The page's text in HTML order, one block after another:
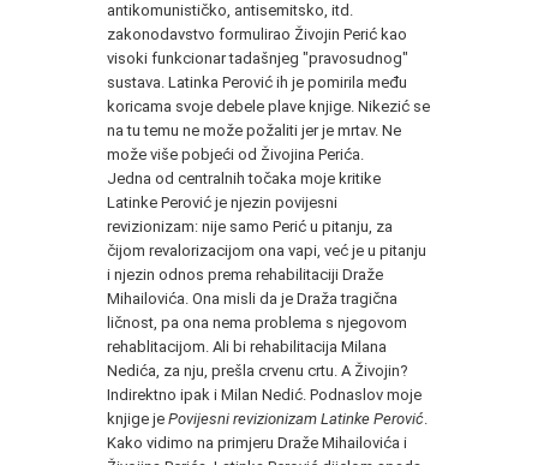
antikomunističko, antisemitsko, itd.
zakonodavstvo formulirao Živojin Perić kao
visoki funkcionar tadašnjeg "pravosudnog"
sustava. Latinka Perović ih je pomirila među
koricama svoje debele plave knjige. Nikezić se
na tu temu ne može požaliti jer je mrtav. Ne
može više pobjeći od Živojina Perića.
Jedna od centralnih točaka moje kritike
Latinke Perović je njezin povijesni
revizionizam: nije samo Perić u pitanju, za
čijom revalorizacijom ona vapi, već je u pitanju
i njezin odnos prema rehabilitaciji Draže
Mihailovića. Ona misli da je Draža tragična
ličnost, pa ona nema problema s njegovom
rehablitacijom. Ali bi rehabilitacija Milana
Nedića, za nju, prešla crvenu crtu. A Živojin?
Indirektno ipak i Milan Nedić. Podnaslov moje
knjige je Povijesni revizionizam Latinke Perović
Kako vidimo na primjeru Draže Mihailovića i